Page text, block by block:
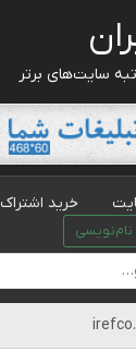
سایت‌های برتر
خرید اشتراک
نام‌نویسی